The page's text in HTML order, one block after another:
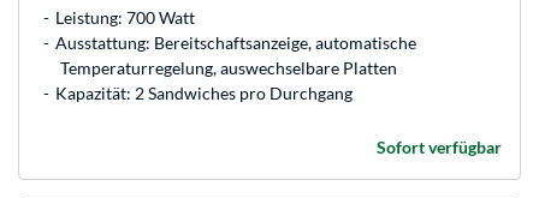
Leistung: 700 Watt
Ausstattung: Bereitschaftsanzeige, automatische
Temperaturregelung, auswechselbare Platten
Kapazität: 2 Sandwiches pro Durchgang
Sofort verfügbar